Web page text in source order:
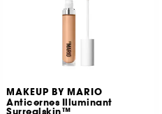
MAKEUP BY MARIO
Anticernes Illuminant